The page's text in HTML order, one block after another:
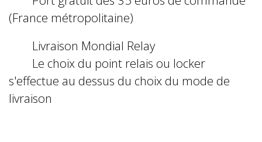
(France métropolitaine)
Livraison Mondial Relay
Le choix du point relais ou locker
s'effectue au dessus du choix du mode de
livraison